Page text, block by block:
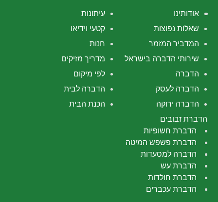
עיתונות
אודותינו
קטעי וידיאו
שאלות נפוצות
חנות
המדביר המזמר
מדריך מזיקים
שירותי הדברה בישראל
לפי מיקום
הדברה
הדברה לבית
הדברה לעסק
הכנת הבית
הדברה ירוקה
הדברת זבובים
הדברת חשופיות
הדברת פשפש המיטה
הדברה למסעדות
הדברת עש
הדברת חולדות
הדברת עכברים